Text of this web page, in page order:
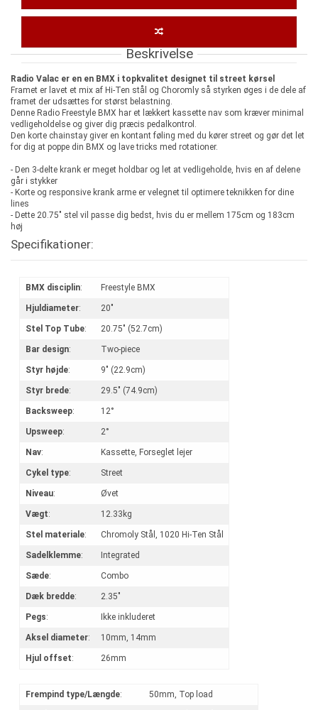
Beskrivelse
Radio Valac er en en BMX i topkvalitet designet til street kørsel
Framet er lavet et mix af Hi-Ten stål og Choromly så styrken øges i de dele af
framet der udsættes for størst belastning.
Denne Radio Freestyle BMX har et lækkert kassette nav som kræver minimal
vedligeholdelse og giver dig præcis pedalkontrol.
Den korte chainstay giver en kontant føling med du kører street og gør det let
for dig at poppe din BMX og lave tricks med rotationer.
- Den 3-delte krank er meget holdbar og let at vedligeholde, hvis en af delene
går i stykker
- Korte og responsive krank arme er velegnet til optimere teknikken for dine
lines
- Dette 20.75" stel vil passe dig bedst, hvis du er mellem 175cm og 183cm
høj
Specifikationer:
BMX disciplin: Freestyle BMX
Hjuldiameter: 20"
Stel Top Tube: 20.75" (52.7cm)
Bar design: Two-piece
Styr højde: 9" (22.9cm)
Styr brede: 29.5" (74.9cm)
Backsweep: 12°
Upsweep: 2°
Nav: Kassette, Forseglet lejer
Cykel type: Street
Niveau: Øvet
Vægt: 12.33kg
Stel materiale: Chromoly Stål, 1020 Hi-Ten Stål
Sadelklemme: Integrated
Sæde: Combo
Dæk bredde: 2.35"
Pegs: Ikke inkluderet
Aksel diameter: 10mm, 14mm
Hjul offset: 26mm
Frempind type/Længde: 50mm, Top load